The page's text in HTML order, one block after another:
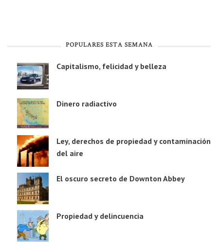
POPULARES ESTA SEMANA
Capitalismo, felicidad y belleza
Dinero radiactivo
Ley, derechos de propiedad y contaminación
del aire
El oscuro secreto de Downton Abbey
Propiedad y delincuencia